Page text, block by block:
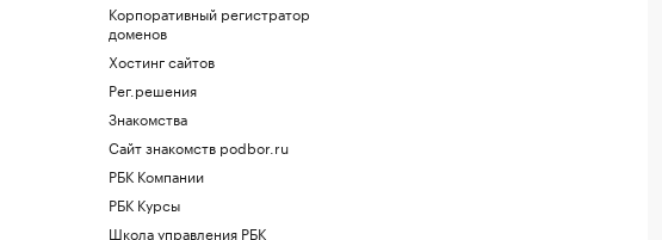
Корпоративный регистратор
доменов
Хостинг сайтов
Рег.решения
Знакомства
Сайт знакомств podbor.ru
РБК Компании
РБК Курсы
Школа управления РБК